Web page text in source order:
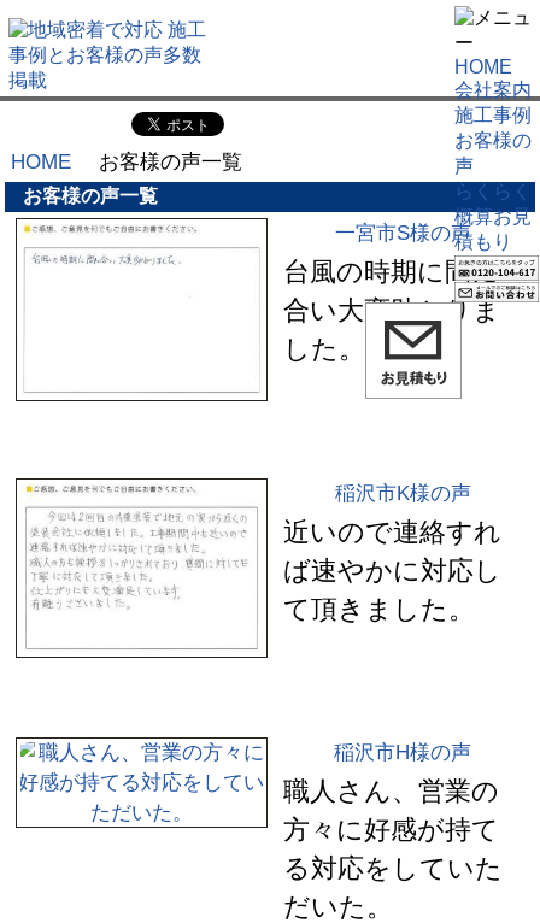
HOME
会社案内
施工事例
お客様の
声
らくらく
概算お見
積もり
HOME お客様の声一覧
お客様の声一覧
一宮市S様の声
台風の時期に間に
合い大変助かりま
した。
稲沢市K様の声
近いので連絡すれ
ば速やかに対応し
て頂きました。
稲沢市H様の声
職人さん、営業の
方々に好感が持て
る対応をしていた
だいた。